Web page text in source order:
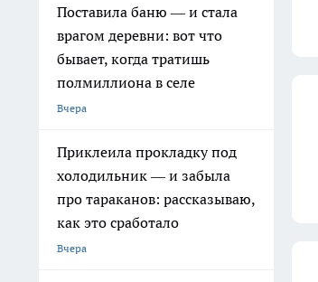
Поставила баню — и стала
врагом деревни: вот что
бывает, когда тратишь
полмиллиона в селе
Вчера
Приклеила прокладку под
холодильник — и забыла
про тараканов: рассказываю,
как это сработало
Вчера